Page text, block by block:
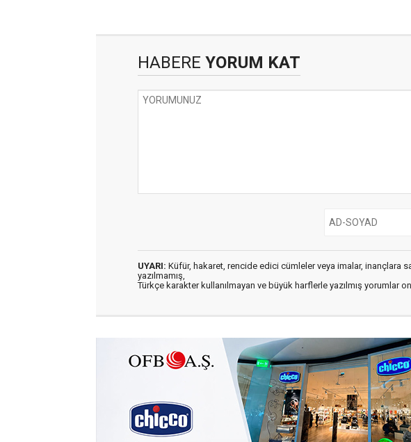
HABERE YORUM KAT
UYARI: Küfür, hakaret, rencide edici cümleler veya imalar, inançlara
yazılmamış,
Türkçe karakter kullanılmayan ve büyük harflerle yazılmış yorumlar